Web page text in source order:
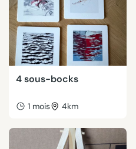
4 sous-bocks
1 mois 4km